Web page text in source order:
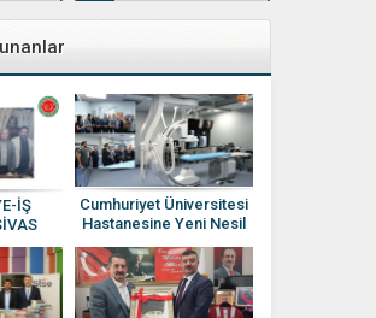
İŞ
Cumhuriyet Üniversitesi
Hastanesine Yeni Nesil
Anjiyografi Cihazı